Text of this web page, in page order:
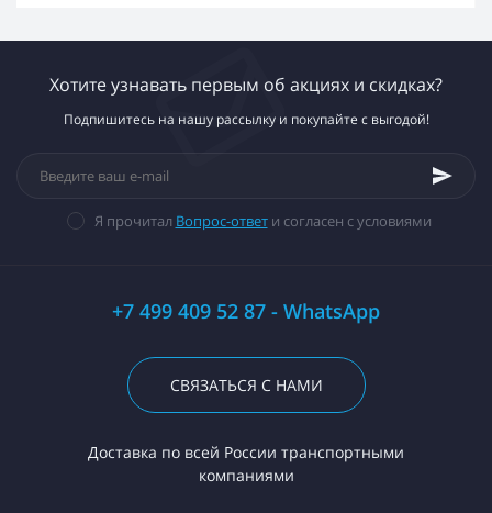
Хотите узнавать первым об акциях и скидках?
Подпишитесь на нашу рассылку и покупайте с выгодой!
Я прочитал Вопрос-ответи согласен с условиями
+7 499 409 52 87 - WhatsApp
СВЯЗАТЬСЯ С НАМИ
Доставка по всей России транспортными
компаниями